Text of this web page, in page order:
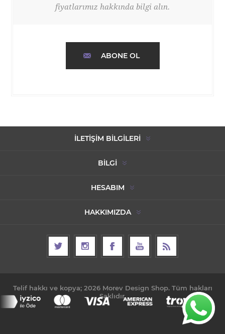
fiyatlarımız hakkında bilgi alın.
ABONE OL
İLETIŞIM BILGILERI
BILGI
HESABIM
HAKKIMIZDA
Telif hakkı ve kopya; 2026 Morev Design Shop. Tüm hakları
Saklıdır.